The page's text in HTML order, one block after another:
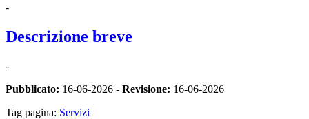
-
Descrizione breve
-
Pubblicato: 16-06-2026 - Revisione: 16-06-2026
Tag pagina: Servizi